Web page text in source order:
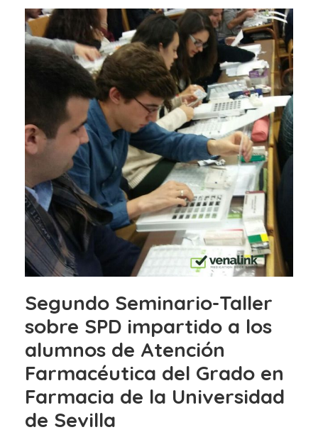
Segundo Seminario-Taller
sobre SPD impartido a los
alumnos de Atención
Farmacéutica del Grado en
Farmacia de la Universidad
de Sevilla